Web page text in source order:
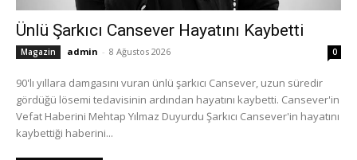
Ünlü Şarkıcı Cansever Hayatını Kaybetti
Magazin admin - 8 Ağustos 2026 0
90'lı yıllara damgasını vuran ünlü şarkıcı Cansever, uzun süredir
gördüğü lösemi tedavisinin ardından hayatını kaybetti. Cansever'in
Vefat Haberini Mehtap Yılmaz Duyurdu Şarkıcı Cansever'in hayatını
kaybettiği haberini...